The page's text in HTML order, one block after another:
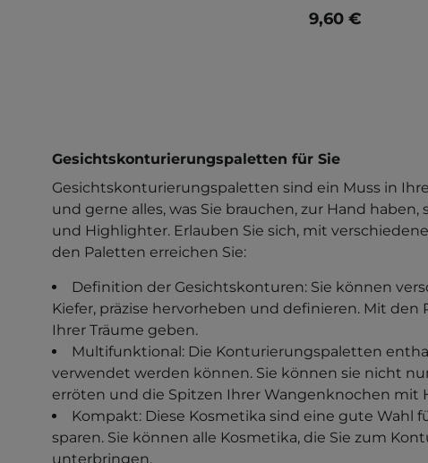
9,60 €
Gesichtskonturierungspaletten für Sie
Gesichtskonturierungspaletten sind ein Muss in
und gerne alles, was Sie brauchen, zur Hand
und Highlighter. Erlauben Sie sich, mit
den Paletten erreichen Sie:
Definition der Gesichtskonturen: Sie können
Kiefer, präzise hervorheben und definieren. Mit
Ihrer Träume geben.
Multifunktional: Die Konturierungspaletten
verwendet werden können. Sie können sie nicht
erröten und die Spitzen Ihrer Wangenknochen mit
Kompakt: Diese Kosmetika sind eine gute Wahl
sparen. Sie können alle Kosmetika, die Sie zum
unterbringen.